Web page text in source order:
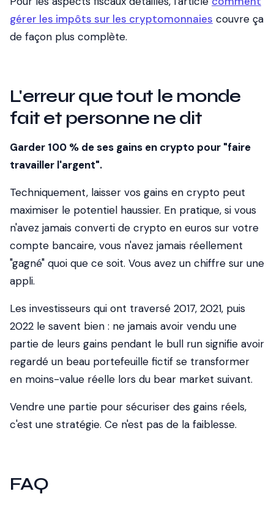
gérer les impôts sur les cryptomonnaies couvre ça
de façon plus complète.
L'erreur que tout le monde
fait et personne ne dit
Garder 100 % de ses gains en crypto pour "faire
travailler l'argent".
Techniquement, laisser vos gains en crypto peut
maximiser le potentiel haussier. En pratique, si vous
n'avez jamais converti de crypto en euros sur votre
compte bancaire, vous n'avez jamais réellement
"gagné" quoi que ce soit. Vous avez un chiffre sur une
appli.
Les investisseurs qui ont traversé 2017, 2021, puis
2022 le savent bien : ne jamais avoir vendu une
partie de leurs gains pendant le bull run signifie avoir
regardé un beau portefeuille fictif se transformer
en moins-value réelle lors du bear market suivant.
Vendre une partie pour sécuriser des gains réels,
c'est une stratégie. Ce n'est pas de la faiblesse.
FAQ